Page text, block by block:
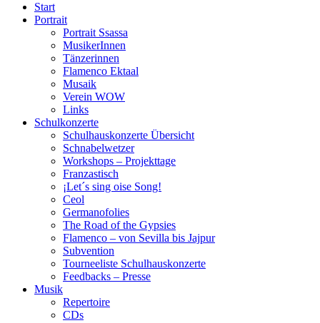
Start
Portrait
Portrait Ssassa
MusikerInnen
Tänzerinnen
Flamenco Ektaal
Musaik
Verein WOW
Links
Schulkonzerte
Schulhauskonzerte Übersicht
Schnabelwetzer
Workshops – Projekttage
Franzastisch
¡Let´s sing oise Song!
Ceol
Germanofolies
The Road of the Gypsies
Flamenco – von Sevilla bis Jajpur
Subvention
Tourneeliste Schulhauskonzerte
Feedbacks – Presse
Musik
Repertoire
CDs